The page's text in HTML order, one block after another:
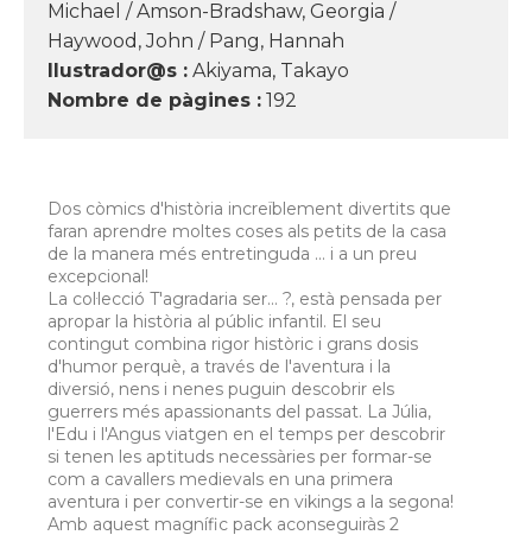
Michael / Amson-Bradshaw, Georgia /
Haywood, John / Pang, Hannah
Ilustrador@s : Akiyama, Takayo
Nombre de pàgines : 192
Dos còmics d'història increïblement divertits que
faran aprendre moltes coses als petits de la casa
de la manera més entretinguda ... i a un preu
excepcional!
La col·lecció T'agradaria ser... ?, està pensada per
apropar la història al públic infantil. El seu
contingut combina rigor històric i grans dosis
d'humor perquè, a través de l'aventura i la
diversió, nens i nenes puguin descobrir els
guerrers més apassionants del passat. La Júlia,
l'Edu i l'Angus viatgen en el temps per descobrir
si tenen les aptituds necessàries per formar-se
com a cavallers medievals en una primera
aventura i per convertir-se en vikings a la segona!
Amb aquest magnífic pack aconseguiràs 2